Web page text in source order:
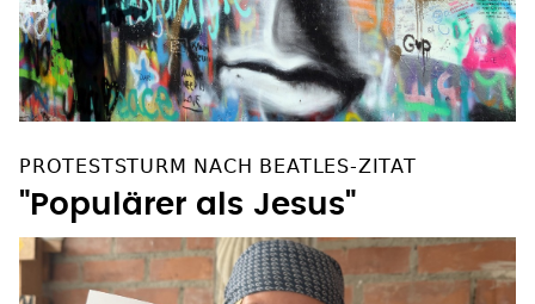
PROTESTSTURM NACH BEATLES-ZITAT
"Populärer als Jesus"